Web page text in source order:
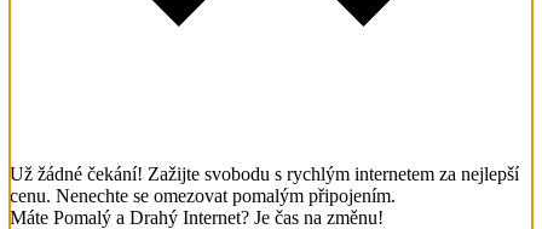
Už žádné čekání! Zažijte svobodu s rychlým internetem za nejlepší
cenu. Nenechte se omezovat pomalým připojením.
Máte Pomalý a Drahý Internet? Je čas na změnu!